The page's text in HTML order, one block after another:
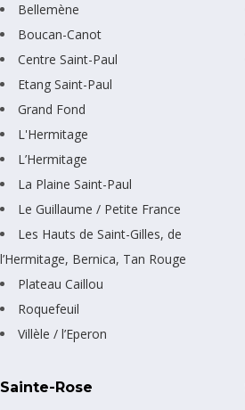
Bellemène
Boucan-Canot
Centre Saint-Paul
Etang Saint-Paul
Grand Fond
L'Hermitage
L’Hermitage
La Plaine Saint-Paul
Le Guillaume / Petite France
Les Hauts de Saint-Gilles, de
l’Hermitage, Bernica, Tan Rouge
Plateau Caillou
Roquefeuil
Villèle / l’Eperon
Sainte-Rose